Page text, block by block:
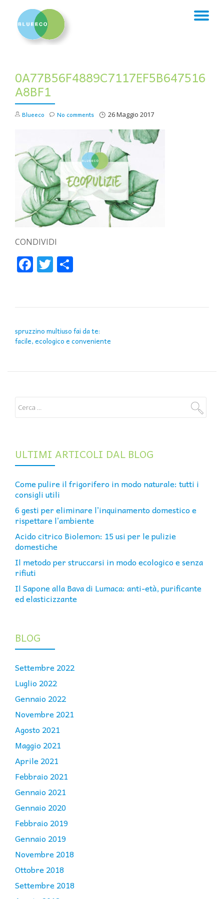
0A77B56F4889C7117EF5B647516
A8BF1
Blueeco 26 Maggio 2017
No comments
CONDIVIDI
FacebookTwitter
spruzzino multiuso fai da te:
facile, ecologico e conveniente
ULTIMI ARTICOLI DAL BLOG
Come pulire il frigorifero in modo naturale: tutti i
consigli utili
6 gesti per eliminare l’inquinamento domestico e
rispettare l’ambiente
Acido citrico Biolemon: 15 usi per le pulizie
domestiche
Il metodo per struccarsi in modo ecologico e senza
rifiuti
Il Sapone alla Bava di Lumaca: anti-età, purificante
ed elasticizzante
BLOG
Settembre 2022
Luglio 2022
Gennaio 2022
Novembre 2021
Agosto 2021
Maggio 2021
Aprile 2021
Febbraio 2021
Gennaio 2021
Gennaio 2020
Febbraio 2019
Gennaio 2019
Novembre 2018
Ottobre 2018
Settembre 2018